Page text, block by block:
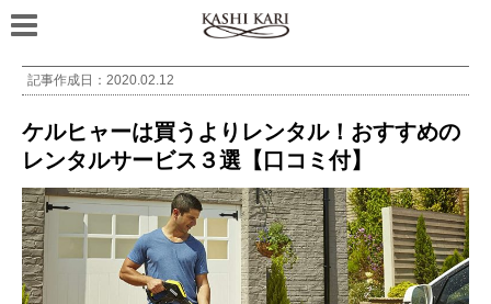
記事作成日： 2020.02.12
ケルヒャーは買うよりレンタル！おすすめの
レンタルサービス３選【口コミ付】